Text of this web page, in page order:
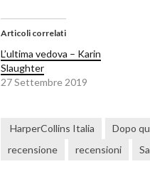
Articoli correlati
L’ultima vedova – Karin
Slaughter
27 Settembre 2019
‎ HarperCollins Italia Dopo
recensione
recensioni